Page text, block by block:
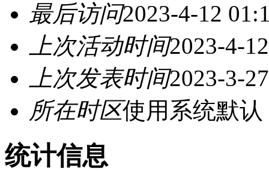
最后访问2023-4-12
上次活动时间2023-4-
上次发表时间2023-3-
所在时区使用系统默认
统计信息